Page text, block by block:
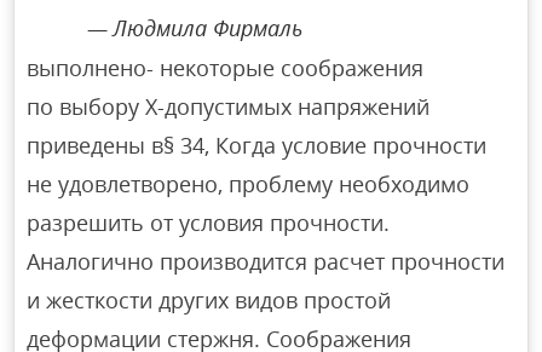
Людмила Фирмаль
выполнено- некоторые соображения
по выбору X-допустимых напряжений
приведены в§ 34, Когда условие прочности
не удовлетворено, проблему необходимо
разрешить от условия прочности.
Аналогично производится расчет прочности
и жесткости других видов простой
деформации стержня. Соображения